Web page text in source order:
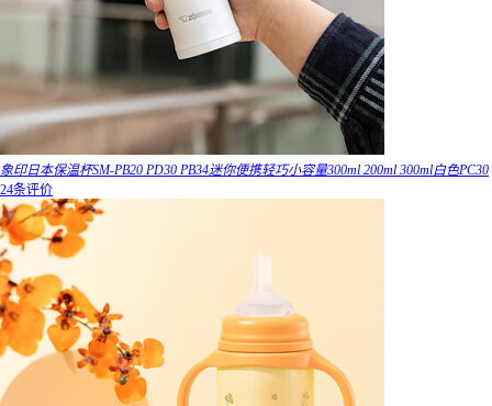
象印日本保温杯SM-PB20 PD30 PB34迷你便携轻巧小容量300ml 200ml 300ml白色PC30
24条评价